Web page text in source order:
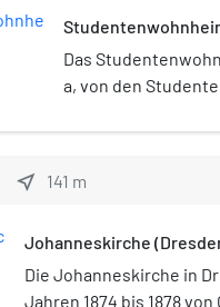
Das
a, von den
als Güntzburg
vermarktet, wurde
Kollektiv für die TU
1955/1956 mit
near_me 141 m
Johanneskirche
Die Johanneskirche in
Jahren 1874 bis 1878